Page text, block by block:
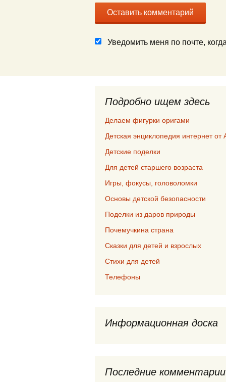
Уведомить меня по почте,
Подробно ищем здесь
Делаем фигурки оригами
Детская энциклопедия интернет от
Детские поделки
Для детей старшего возраста
Игры, фокусы, головоломки
Основы детской безопасности
Поделки из даров природы
Почемучкина страна
Сказки для детей и взрослых
Стихи для детей
Телефоны
Информационная доска
Последние комментарии